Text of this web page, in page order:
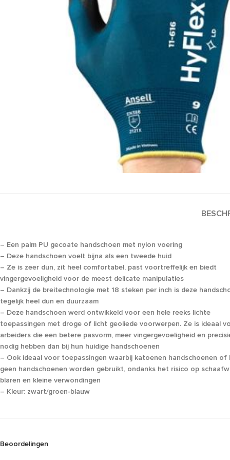
– Een palm PU gecoate handschoen met nylon voering
– Deze handschoen voelt bijna als een tweede huid
– Ze is zeer dun, zit heel comfortabel, past voortreffelijk en biedt
vingergevoeligheid voor de meest delicate manipulaties
– Dankzij de breitechnologie met 18 steken per inch is deze
tegelijk heel dun en duurzaam
– Deze handschoen werd ontwikkeld voor een hele reeks lichte
toepassingen met droge of licht geoliede voorwerpen. Ze is ideaal
arbeiders die een betere pasvorm, meer vingergevoeligheid en
nodig hebben dan bij hun huidige handschoenen
– Ook ideaal voor toepassingen waarbij katoenen handschoenen of
geen handschoenen worden gebruikt, ondanks het risico op
blaren en kleine verwondingen
– Kleur: zwart/groen-blauw
Beoordelingen